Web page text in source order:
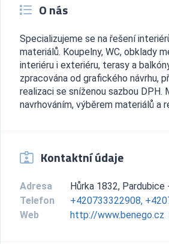
O nás
Specializujeme se na řešení
materiálů. Koupelny, WC, obklady
interiéru i exteriéru, terasy a
zpracována od grafického návrhu,
realizaci se sníženou sazbou
navrhováním, výběrem materiálů a
Kontaktní údaje
Adresa
Hůrka 1832,
Telefon
+420733322908,
Web
http://www.benego.cz